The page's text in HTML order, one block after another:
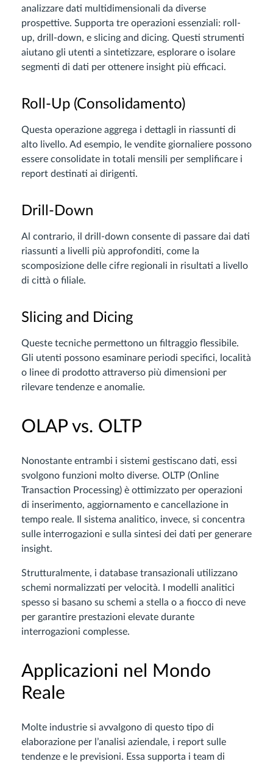
analizzare dati multidimensionali da diverse
prospettive. Supporta tre operazioni essenziali: roll-
up, drill-down, e slicing and dicing. Questi strumenti
aiutano gli utenti a sintetizzare, esplorare o isolare
segmenti di dati per ottenere insight più efficaci.
Roll-Up (Consolidamento)
Questa operazione aggrega i dettagli in riassunti di
alto livello. Ad esempio, le vendite giornaliere possono
essere consolidate in totali mensili per semplificare i
report destinati ai dirigenti.
Drill-Down
Al contrario, il drill-down consente di passare dai dati
riassunti a livelli più approfonditi, come la
scomposizione delle cifre regionali in risultati a livello
di città o filiale.
Slicing and Dicing
Queste tecniche permettono un filtraggio flessibile.
Gli utenti possono esaminare periodi specifici, località
o linee di prodotto attraverso più dimensioni per
rilevare tendenze e anomalie.
OLAP vs. OLTP
Nonostante entrambi i sistemi gestiscano dati, essi
svolgono funzioni molto diverse. OLTP (Online
Transaction Processing) è ottimizzato per operazioni
di inserimento, aggiornamento e cancellazione in
tempo reale. Il sistema analitico, invece, si concentra
sulle interrogazioni e sulla sintesi dei dati per generare
insight.
Strutturalmente, i database transazionali utilizzano
schemi normalizzati per velocità. I modelli analitici
spesso si basano su schemi a stella o a fiocco di neve
per garantire prestazioni elevate durante
interrogazioni complesse.
Applicazioni nel Mondo
Reale
Molte industrie si avvalgono di questo tipo di
elaborazione per l’analisi aziendale, i report sulle
tendenze e le previsioni. Essa supporta i team di